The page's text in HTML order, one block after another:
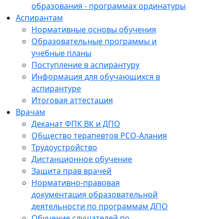
образования - программах ординатуры
Аспирантам
Нормативные основы обучения
Образовательные программы и
учебные планы
Поступление в аспирантуру
Информация для обучающихся в
аспирантуре
Итоговая аттестация
Врачам
Деканат ФПК ВК и ДПО
Общество терапевтов РСО-Алания
Трудоустройство
Дистанционное обучение
Защита прав врачей
Нормативно-правовая
документация образовательной
деятельности по программам ДПО